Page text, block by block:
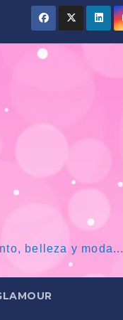
belleza y moda...